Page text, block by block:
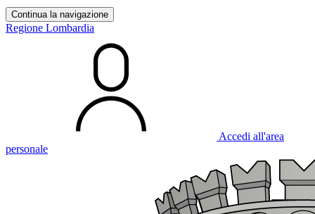
Continua la navigazione
Regione Lombardia
Accedi all'area
personale